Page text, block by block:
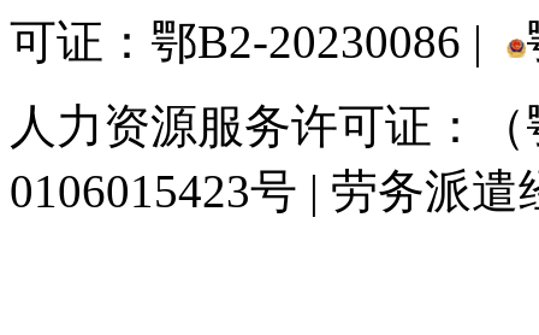
可证：鄂B2-20230086 |
人力资源服务许可证：
0106015423号 | 劳务派